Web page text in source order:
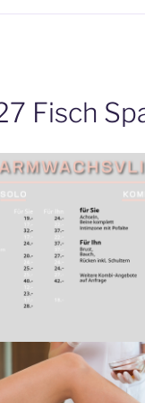
Fisch